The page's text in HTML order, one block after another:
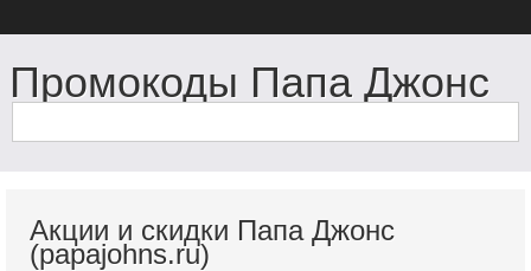
Промокоды Папа Джонс
Акции и скидки Папа Джонс
(papajohns.ru)